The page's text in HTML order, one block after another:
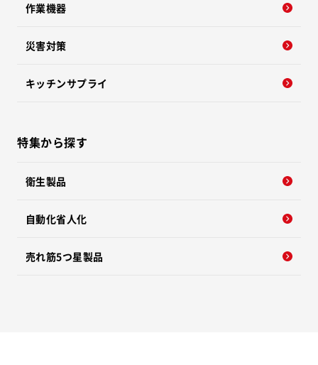
作業機器
災害対策
キッチンサプライ
特集から探す
衛生製品
自動化省人化
売れ筋5つ星製品